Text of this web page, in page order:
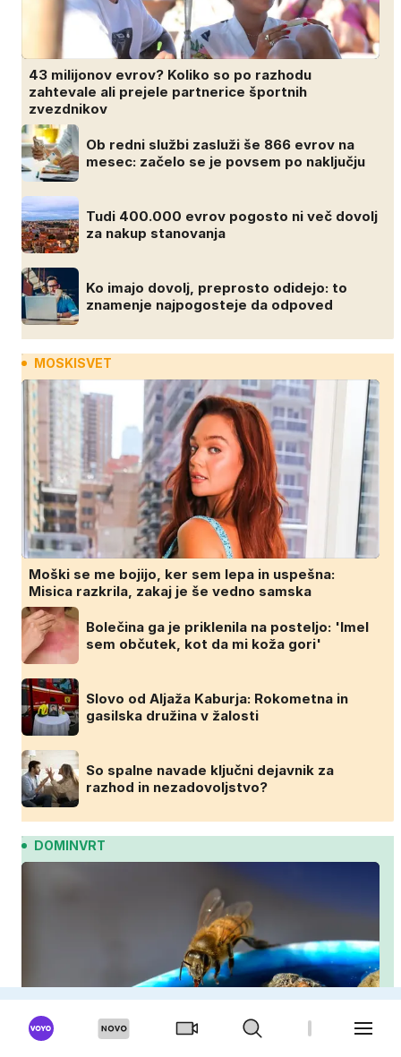
43 milijonov evrov? Koliko so po razhodu
zahtevale ali prejele partnerice športnih
zvezdnikov
Ob redni službi zasluži še 866 evrov na
mesec: začelo se je povsem po naključju
Tudi 400.000 evrov pogosto ni več dovolj
za nakup stanovanja
Ko imajo dovolj, preprosto odidejo: to
znamenje najpogosteje da odpoved
MOSKISVET
Moški se me bojijo, ker sem lepa in uspešna:
Misica razkrila, zakaj je še vedno samska
Bolečina ga je priklenila na posteljo: 'Imel
sem občutek, kot da mi koža gori'
Slovo od Aljaža Kaburja: Rokometna in
gasilska družina v žalosti
So spalne navade ključni dejavnik za
razhod in nezadovoljstvo?
DOMINVRT